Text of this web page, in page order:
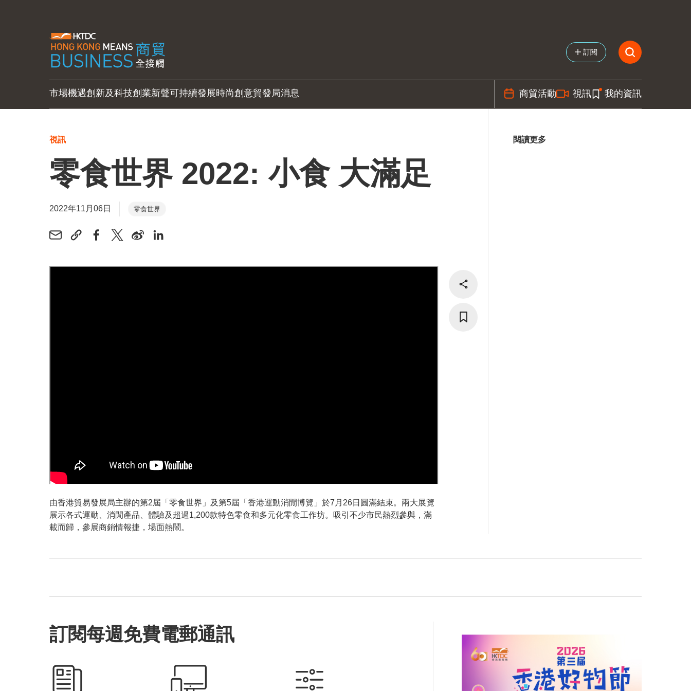
訂閱
市場機遇創新及科技創業新聲可持續發展時尚創意貿發局消息 商貿活動 視訊 我的資訊
視訊
零食世界 2022: 小食 大滿足
2022年11月06日 零食世界
由香港貿易發展局主辦的第2屆「零食世界」及第5屆「香港運動消閒博覽」於7月26日圓滿結束。兩大展覽
展示各式運動、消閒產品、體驗及超過1,200款特色零食和多元化零食工作坊。吸引不少市民熱烈參與，滿
載而歸，參展商銷情報捷，場面熱鬧。
閱讀更多
訂閱每週免費電郵通訊